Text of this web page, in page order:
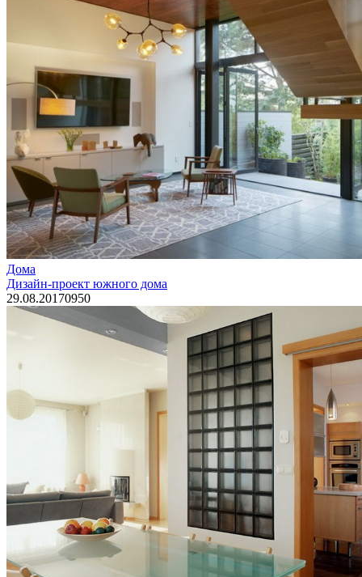
Дома
Дизайн-проект южного дома
29.08.20170950